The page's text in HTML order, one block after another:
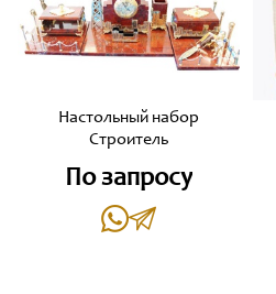
Настольный набор
Строитель
По запросу